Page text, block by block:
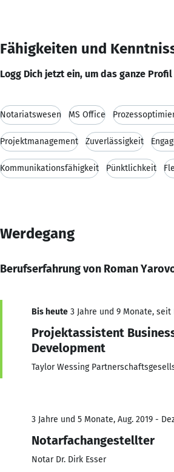
Fähigkeiten und
Logg Dich jetzt ein, um das ganze Profil
Notariatswesen MS Office
Projektmanagement Zuverlässigkeit
Kommunikationsfähigkeit Pünktlichkeit
Werdegang
Berufserfahrung von Roman
Bis heute 3 Jahre und 9 Monate, seit
Projektassistent
Development
Taylor Wessing
3 Jahre und 5 Monate, Aug. 2019 -
Notarfachangestellter
Notar Dr. Dirk Esser